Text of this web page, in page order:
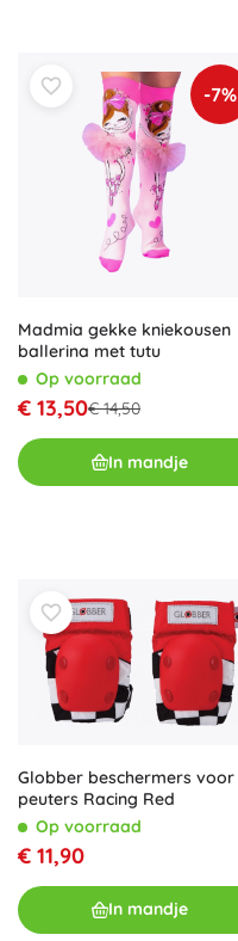
-7%
Madmia gekke kniekousen
ballerina met tutu
Op voorraad
€ 13,50€ 14,50
In mandje
Globber beschermers voor
peuters Racing Red
Op voorraad
€ 11,90
In mandje